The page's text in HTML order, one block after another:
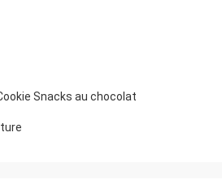
Snacks au chocolat